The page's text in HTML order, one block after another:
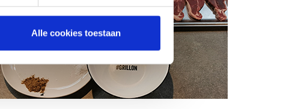
Alle cookies toestaan